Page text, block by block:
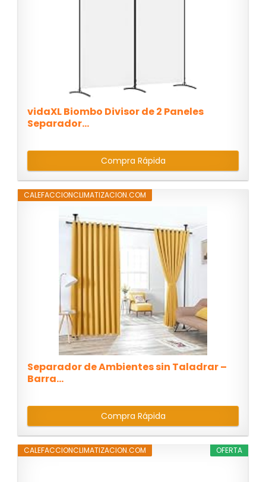
vidaXL Biombo Divisor de 2 Paneles
Separador...
Compra Rápida
CALEFACCIONCLIMATIZACION.COM
Separador de Ambientes sin Taladrar –
Barra...
Compra Rápida
OFERTA
CALEFACCIONCLIMATIZACION.COM